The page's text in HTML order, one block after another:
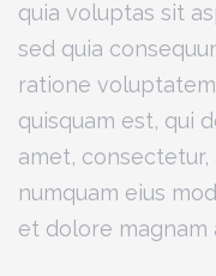
quia voluptas sit
sed quia
ratione
quisquam est, qui
amet,
numquam eius
et dolore magnam